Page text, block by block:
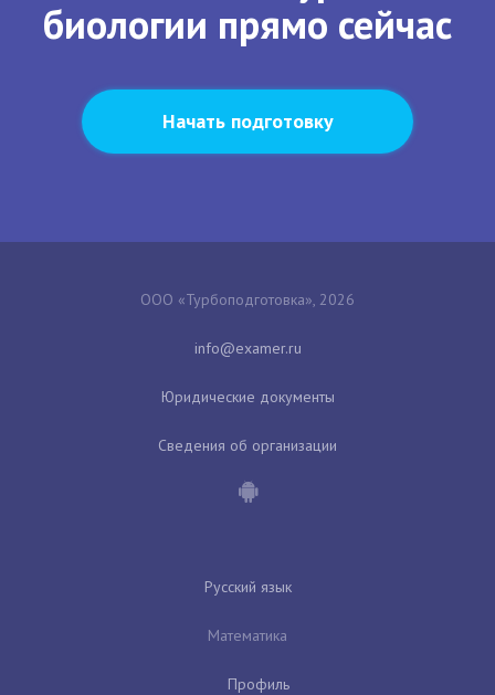
биологии прямо сейчас
Начать подготовку
ООО «Турбоподготовка», 2026
Юридические документы
Сведения об организации
Русский язык
Математика
Профиль